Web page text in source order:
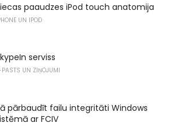
paaudzes iPod touch anatomija
UN IPOD
serviss
PASTS UN ZIŅOJUMI
pārbaudīt failu integritāti Windows
ar FCIV